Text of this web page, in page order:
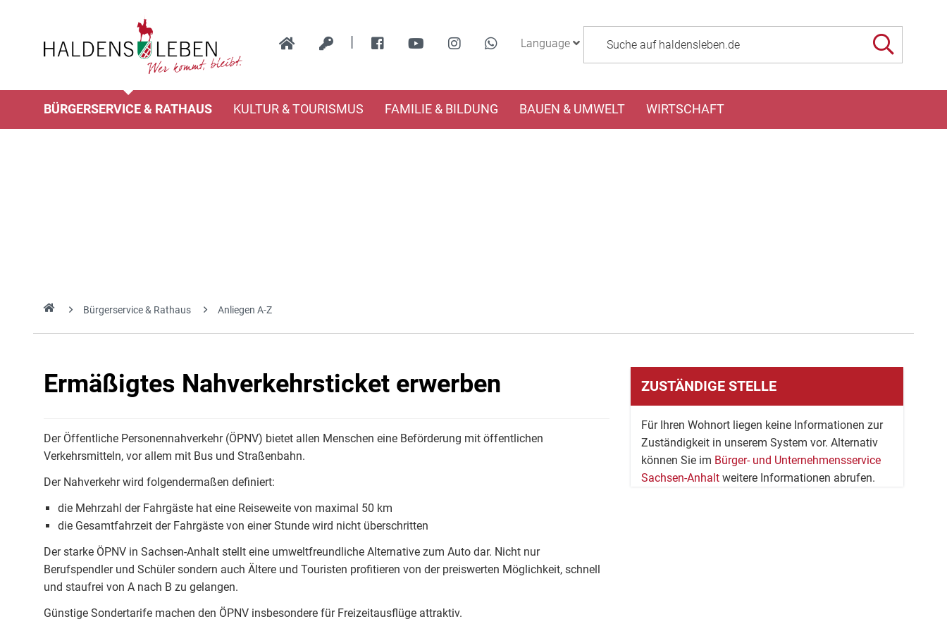
| Language
BÜRGERSERVICE & RATHAUS KULTUR & TOURISMUS FAMILIE & BILDUNG BAUEN & UMWELT WIRTSCHAFT
Bürgerservice & Rathaus Anliegen A-Z
Ermäßigtes Nahverkehrsticket erwerben
Der Öffentliche Personennahverkehr (ÖPNV) bietet allen Menschen eine Beförderung mit öffentlichen
Verkehrsmitteln, vor allem mit Bus und Straßenbahn.
Der Nahverkehr wird folgendermaßen definiert:
die Mehrzahl der Fahrgäste hat eine Reiseweite von maximal 50 km
die Gesamtfahrzeit der Fahrgäste von einer Stunde wird nicht überschritten
Der starke ÖPNV in Sachsen-Anhalt stellt eine umweltfreundliche Alternative zum Auto dar. Nicht nur
Berufspendler und Schüler sondern auch Ältere und Touristen profitieren von der preiswerten Möglichkeit, schnell
und staufrei von A nach B zu gelangen.
Günstige Sondertarife machen den ÖPNV insbesondere für Freizeitausflüge attraktiv.
ZUSTÄNDIGE STELLE
Für Ihren Wohnort liegen keine Informationen zur
Zuständigkeit in unserem System vor. Alternativ
können Sie im Bürger- und Unternehmensservice
Sachsen-Anhalt weitere Informationen abrufen.